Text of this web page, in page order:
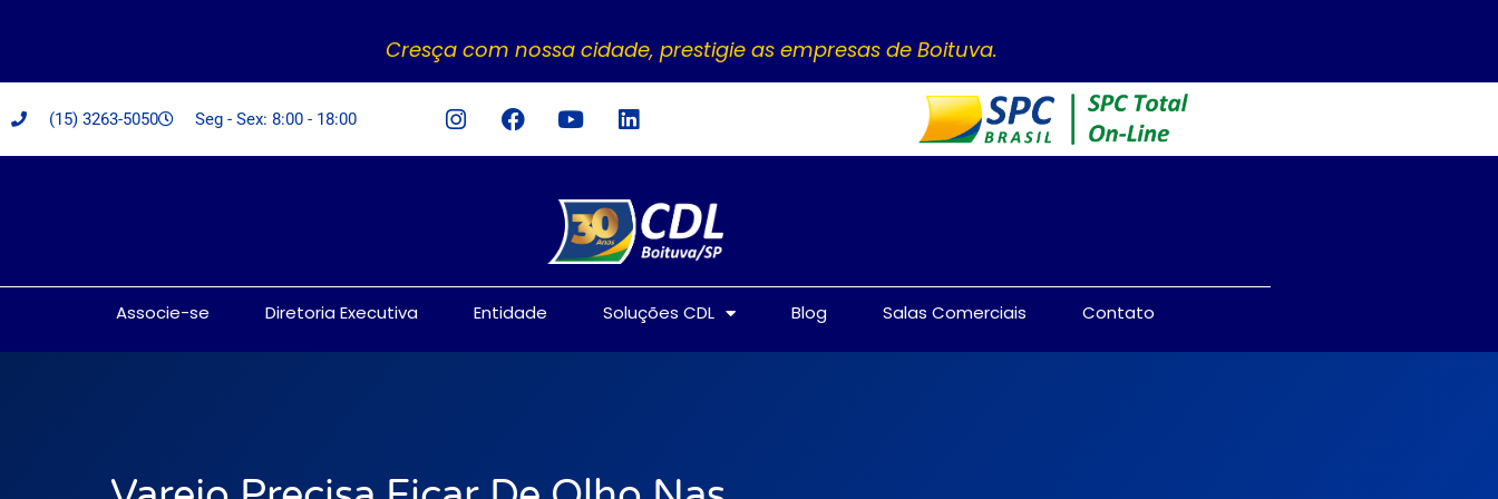
Cresça com nossa cidade, prestigie as empresas de Boituva.
(15) 3263-5050 Seg - Sex: 8:00 - 18:00
Associe-se Diretoria Executiva Entidade Soluções CDL Blog Salas Comerciais Contato